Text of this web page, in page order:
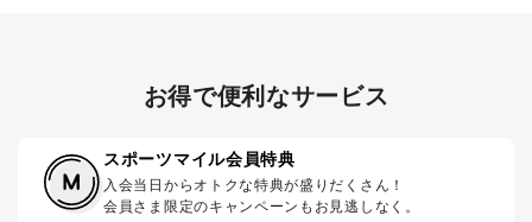
お得で便利なサービス
スポーツマイル会員特典
入会当日からオトクな特典が盛りだくさん！
会員さま限定のキャンペーンもお見逃しなく。